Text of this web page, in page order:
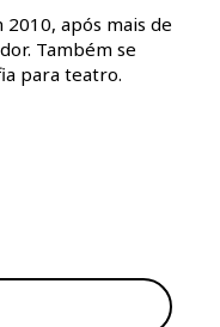
2010, após mais de
Também se
para teatro.